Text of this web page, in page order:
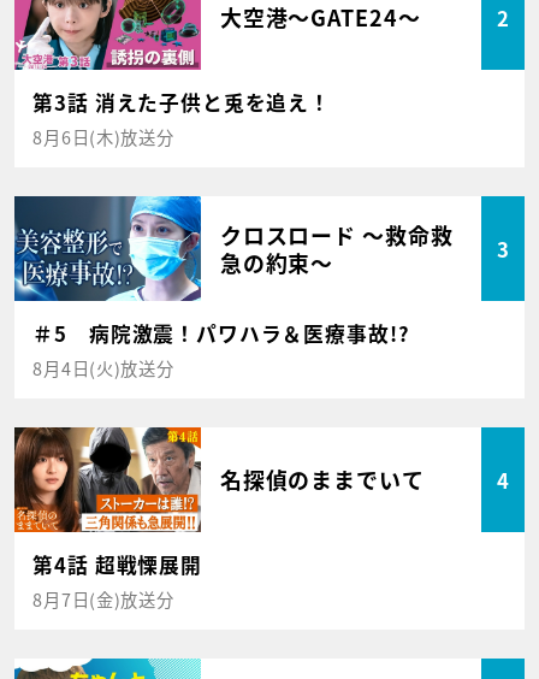
大空港～GATE24～ 2
第3話 消えた子供と兎を追え！
8月6日(木)放送分
クロスロード ～救命救
急の約束～
3
＃5 病院激震！パワハラ＆医療事故!?
8月4日(火)放送分
名探偵のままでいて 4
第4話 超戦慄展開
8月7日(金)放送分